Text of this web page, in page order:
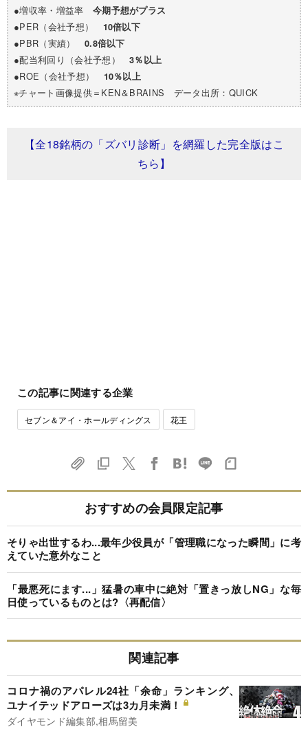
●増収率・増益率 今期予想がプラス
●PER（会社予想） 10倍以下
●PBR（実績） 0.8倍以下
●配当利回り（会社予想）3％以上
●ROE（会社予想） 10％以上
※チャート画像提供＝KEN＆BRAINS データ出所：QUICK​
【全18銘柄の「ズバリ診断」を網羅した完全版はこ
ちら】
この記事に関連する企業
セブン＆アイ・ホールディングス 花王
おすすめの会員限定記事
そりゃ出世するわ...最年少役員が「管理職になった瞬間」に考
えていた意外なこと
「最悪死にます...」猛暑の車中に絶対「置きっ放しNG」な毎
日使っているものとは?〈再配信〉
関連記事
コロナ禍のアパレル24社「余命」ランキング、
ユナイテッドアローズは3カ月未満！
ダイヤモンド編集部,相馬留美